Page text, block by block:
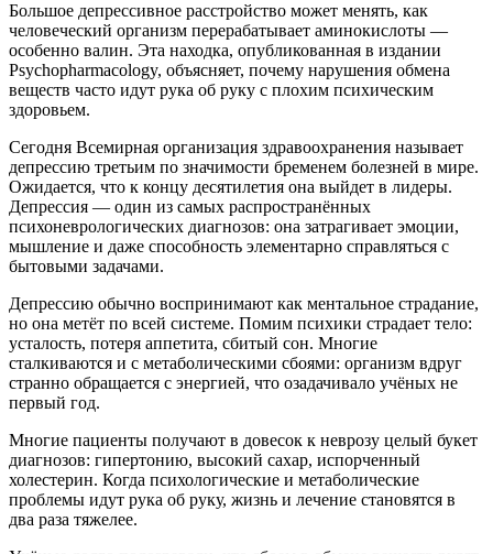
Большое депрессивное расстройство может менять, как
человеческий организм перерабатывает аминокислоты —
особенно валин. Эта находка, опубликованная в издании
Psychopharmacology, объясняет, почему нарушения обмена
веществ часто идут рука об руку с плохим психическим
здоровьем.
Сегодня Всемирная организация здравоохранения называет
депрессию третьим по значимости бременем болезней в мире.
Ожидается, что к концу десятилетия она выйдет в лидеры.
Депрессия — один из самых распространённых
психоневрологических диагнозов: она затрагивает эмоции,
мышление и даже способность элементарно справляться с
бытовыми задачами.
Депрессию обычно воспринимают как ментальное страдание,
но она метёт по всей системе. Помим психики страдает тело:
усталость, потеря аппетита, сбитый сон. Многие
сталкиваются и с метаболическими сбоями: организм вдруг
странно обращается с энергией, что озадачивало учёных не
первый год.
Многие пациенты получают в довесок к неврозу целый букет
диагнозов: гипертонию, высокий сахар, испорченный
холестерин. Когда психологические и метаболические
проблемы идут рука об руку, жизнь и лечение становятся в
два раза тяжелее.